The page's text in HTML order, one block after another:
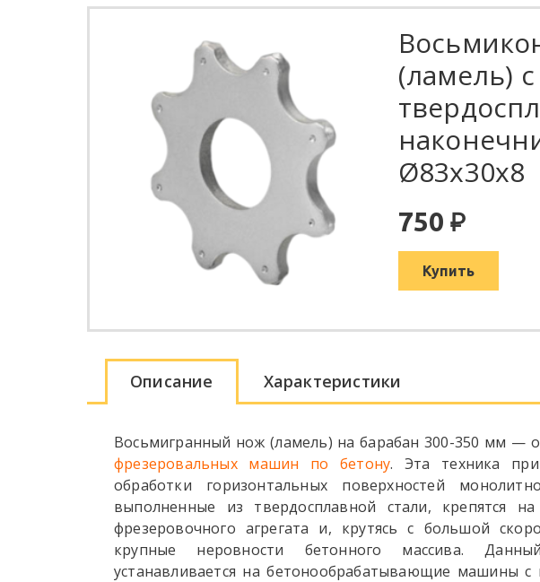
(ламель) с
Ø83х30х8
750:
Купить
Описание Характеристики
Восьмигранный нож (ламель) на барабан 300-350 мм —
фрезеровальных машин по бетону. Эта техника
обработки горизонтальных поверхностей
выполненные из твердосплавной стали, крепятся
фрезеровочного агрегата и, крутясь с большой
крупные неровности бетонного массива.
устанавливается на бетонообрабатывающие машины